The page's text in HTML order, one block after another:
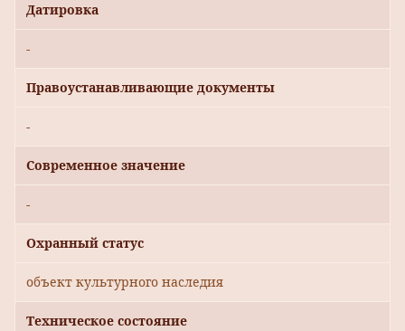
Датировка
-
Правоустанавливающие документы
-
Современное значение
-
Охранный статус
объект культурного наследия
Техническое состояние